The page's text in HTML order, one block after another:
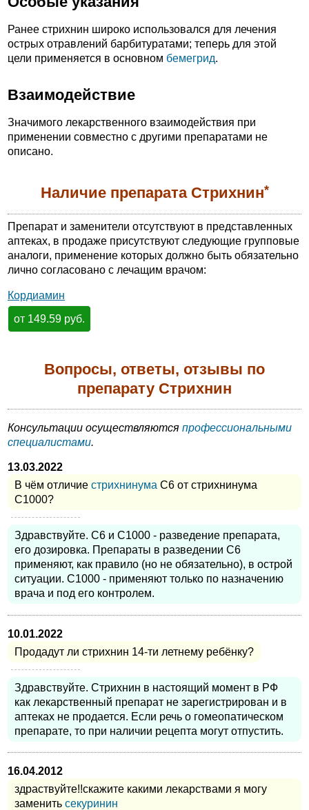
Ранее стрихнин широко использовался для лечения
острых отравлений барбитуратами; теперь для этой
цели применяется в основном бемегрид.
Взаимодействие
Значимого лекарственного взаимодействия при
применении совместно с другими препаратами не
описано.
Наличие препарата Стрихнин*
Препарат и заменители отсутствуют в представленных
аптеках, в продаже присутствуют следующие групповые
аналоги, применение которых должно быть обязательно
лично согласовано с лечащим врачом:
Кордиамин
от 149.59 руб.
Вопросы, ответы, отзывы по
препарату Стрихнин
Консультации осуществляются профессиональными
специалистами.
13.03.2022
В чём отличие стрихнинума С6 от стрихнинума
С1000?
Здравствуйте. С6 и С1000 - разведение препарата,
его дозировка. Препараты в разведении С6
применяют, как правило (но не обязательно), в острой
ситуации. С1000 - применяют только по назначению
врача и под его контролем.
10.01.2022
Продадут ли стрихнин 14-ти летнему ребёнку?
Здравствуйте. Стрихнин в настоящий момент в РФ
как лекарственный препарат не зарегистрирован и в
аптеках не продается. Если речь о гомеопатическом
препарате, то при наличии рецепта могут отпустить.
16.04.2012
здраствуйте!!скажите какими лекарствами я могу
заменить секуринин